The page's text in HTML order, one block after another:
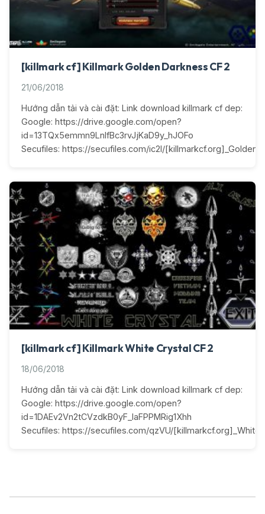
[killmark cf] Killmark Golden Darkness CF 2
21/06/2018
Hướng dẫn tải và cài đặt: Link download killmark cf dep:
Google: https://drive.google.com/open?
id=13TQx5emmn9LnIfBc3rvJjKaD9y_hJOFo
Secufiles: https://secufiles.com/ic2l/
[killmark cf] Killmark White Crystal CF 2
18/06/2018
Hướng dẫn tải và cài đặt: Link download killmark cf dep:
Google: https://drive.google.com/open?
id=1DAEv2Vn2tCVzdkB0yF_IaFPPMRig1Xhh
Secufiles: https://secufiles.com/qzVU/